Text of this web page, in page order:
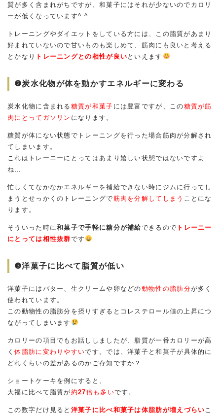
質が多く含まれがちですが、和菓子にはそれが少ないのでカロリ
ーが低くなっています^ ^
トレーニングやダイエットをしている方には、この脂質があまり
好まれていないので甘いものも楽しめて、筋肉にも良いと考える
とかなり トレーニングとの相性が良い といえます
❷炭水化物が体を動かすエネルギーに変わる
炭水化物に含まれる 糖質が和菓子 には豊富ですが、この糖質が筋
肉にとってガソリン になります。
糖質が体にない状態でトレーニングを行った場合筋肉が分解され
てしまいます。
これはトレーニーにとってはあまり嬉しい状態ではないですよ
ね…
忙しくてなかなかエネルギーを補給できない時にジムに行ってし
まうとせっかくのトレーニングで筋肉を分解してしまう ことにな
ります。
そういった時に和菓子で手軽に糖分が補給できるので トレーニー
にとっては相性抜群です
❸洋菓子に比べて脂質が低い
洋菓子にはバター、生クリームや卵などの動物性の脂肪分が多く
使われています。
この動物性の脂肪分を摂りすぎるとコレステロール値の上昇につ
ながってしまいます
カロリーの項目でもお話ししましたが、脂質が一番カロリーが高
く体脂肪に変わりやすいです。では、洋菓子と和菓子が具体的に
どれくらいの差があるのかご存知ですか？
ショートケーキを例にすると、
大福に比べて脂質が約27倍も多いです。
この数字だけ見ると 洋菓子に比べ和菓子は体脂肪が増えづらい こ